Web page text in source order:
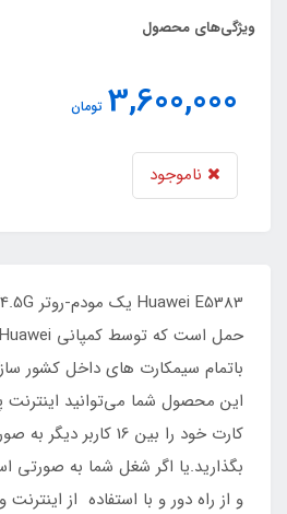
ویژگی‌های محصول
3,600,000 تومان
ناموجود
باتمام سیمکارت های داخل کشور
کارت خود را بین 16
بگذارید.یا اگر شغل شما به
و از راه دور و با استفاده از